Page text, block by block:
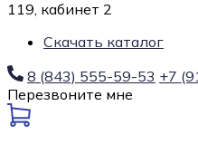
119, кабинет 2
Скачать каталог
8 (843) 555-59-53 +7
Перезвоните мне